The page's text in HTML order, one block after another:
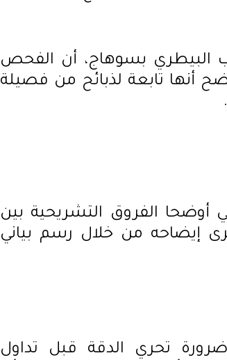
البيطري بسوهاج، أن الفحص
أنها تابعة لذبائح من فصيلة
الفروق التشريحية بين
إيضاحه من خلال رسم بياني
تحري الدقة قبل تداول